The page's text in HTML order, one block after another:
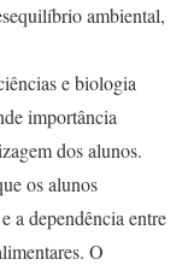
ambiental,
e biologia
importância
dos alunos.
os alunos
a dependência entre
O